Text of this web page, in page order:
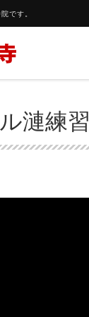
です。
漣練習
漣練習